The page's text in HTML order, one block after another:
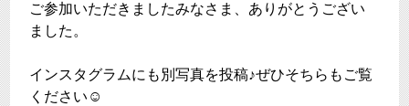
ご参加いただきましたみなさま、ありがとうござい
ました。
インスタグラムにも別写真を投稿♪ぜひそちらもご覧
ください☺